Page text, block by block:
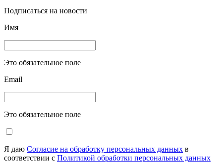
Подписаться на новости
Имя
Это обязательное поле
Email
Это обязательное поле
Я даю Согласие на обработку персональных данных в
соответствии с Политикой обработки персональных данных